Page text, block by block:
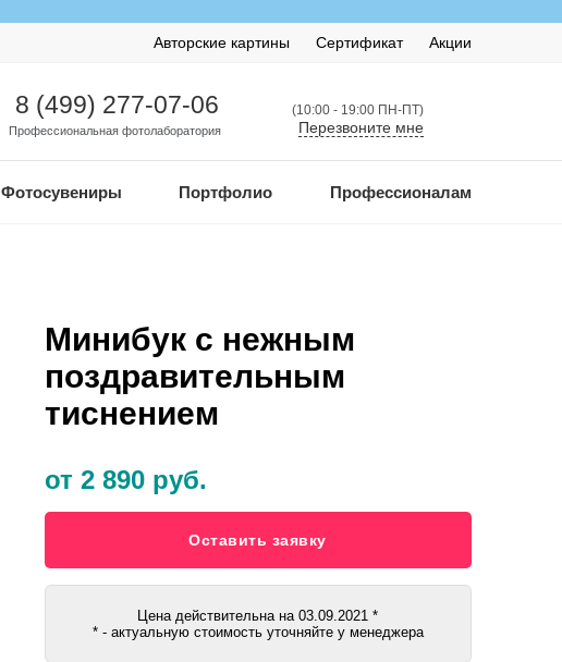
Авторские картины Сертификат Акции
8 (499) 277-07-06
Профессиональная фотолаборатория
(10:00 - 19:00 ПН-ПТ)
Перезвоните мне
Фотосувениры Портфолио Профессионалам
Минибук с нежным
поздравительным
тиснением
от 2 890 руб.
Оставить заявку
Цена действительна на03.09.2021 *
* - актуальную стоимость уточняйте у менеджера